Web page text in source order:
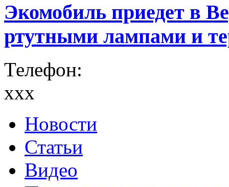
Экомобиль приедет в
ртутными лампами и
Телефон:
xxx
Новости
Статьи
Видео